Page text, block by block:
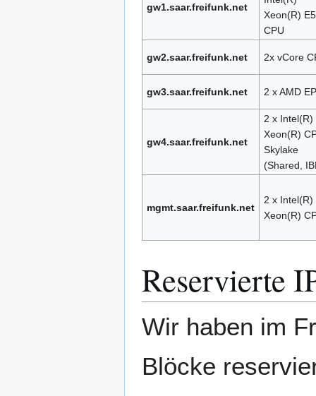
gw1.saar.freifunk.net
Xeon(R) E5
CPU
gw2.saar.freifunk.net 2x vCore
gw3.saar.freifunk.net 2 x AMD
gw4.saar.freifunk.net
2 x Intel(R)
Xeon(R)
Skylake
(Shared,
mgmt.saar.freifunk.net
2 x Intel(R)
Xeon(R)
Reservierte
Wir haben im
Blöcke